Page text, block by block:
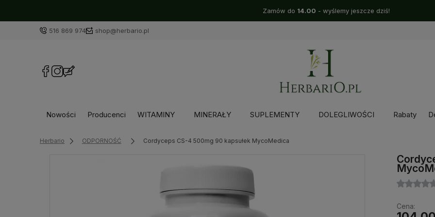
Zamów do 14.00 - wyślemy jeszcze dziś!
516 869 974 shop@herbario.pl
Nowości Producenci WITAMINY MINERAŁY SUPLEMENTY DOLEGLIWOŚCI Rabaty
Herbario ODPORNOŚĆ Cordyceps CS-4 500mg 90 kapsułek MycoMedica
Cena: